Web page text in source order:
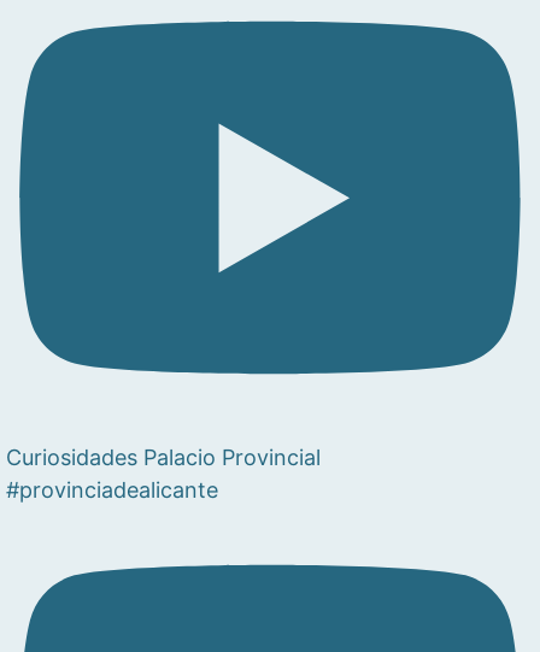
Curiosidades Palacio Provincial
#provinciadealicante